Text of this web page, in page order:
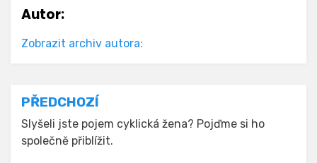
Autor:
Zobrazit archiv autora:
Navigace
pro
příspěvek
PŘEDCHOZÍ
Slyšeli jste pojem cyklická žena? Pojďme si ho
společně přiblížit.